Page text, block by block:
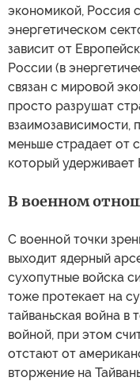
экономикой, Россия
энергетическом
зависит от
России (в
связан с мировой
просто разрушат
взаимозависимости,
меньше страдает от
который удерживает
В военном
С военной точки
выходит ядерный
сухопутные войска
тоже протекает на
тайваньская война в
войной, при этом
отстают от
вторжение на